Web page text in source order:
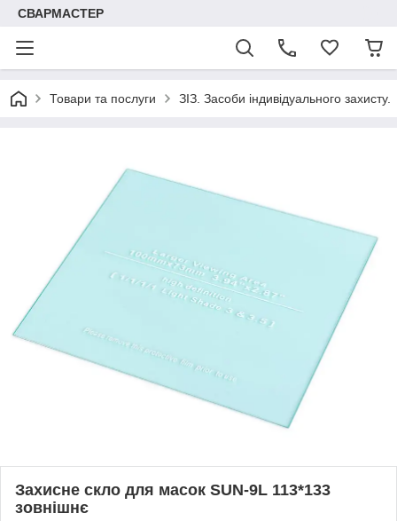
СВАРМАСТЕР
Товари та послуги ЗІЗ. Засоби індивідуального захисту.
Захисне скло для масок SUN-9L 113*133
зовнішнє